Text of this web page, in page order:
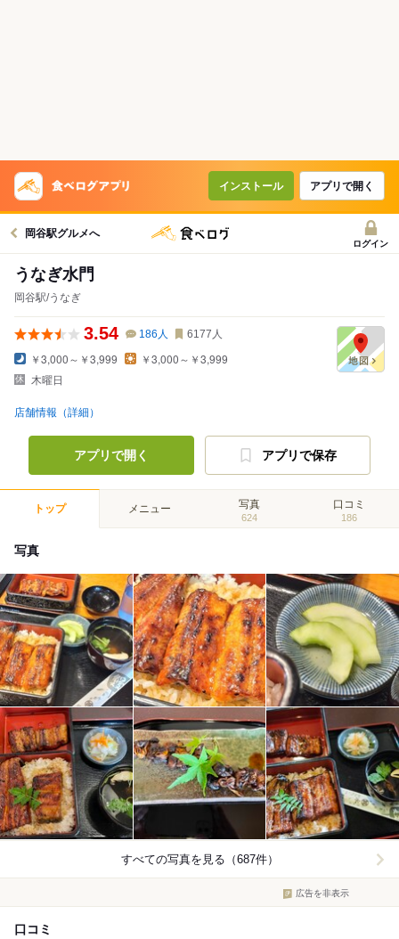
インストール アプリで開く
岡谷駅グルメへ
ログイン
うなぎ水門
岡谷駅/うなぎ
3.54 186 人 6177 人
￥3,000～￥3,999
￥3,000～￥3,999
木曜日
店舗情報（詳細）
アプリで開く アプリで保存
トップ メニュー 写真
624
口コミ
186
写真
すべての写真を見る（687件）
広告を非表示
口コミ